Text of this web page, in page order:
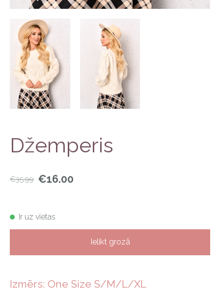
Džemperis
€35.99 €16.00
Ir uz vietas
Ielikt grozā
Izmērs: One Size S/M/L/XL